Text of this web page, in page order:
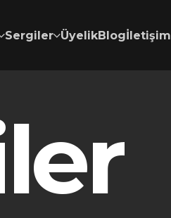
Sergiler ÜyelikBlogİletişim